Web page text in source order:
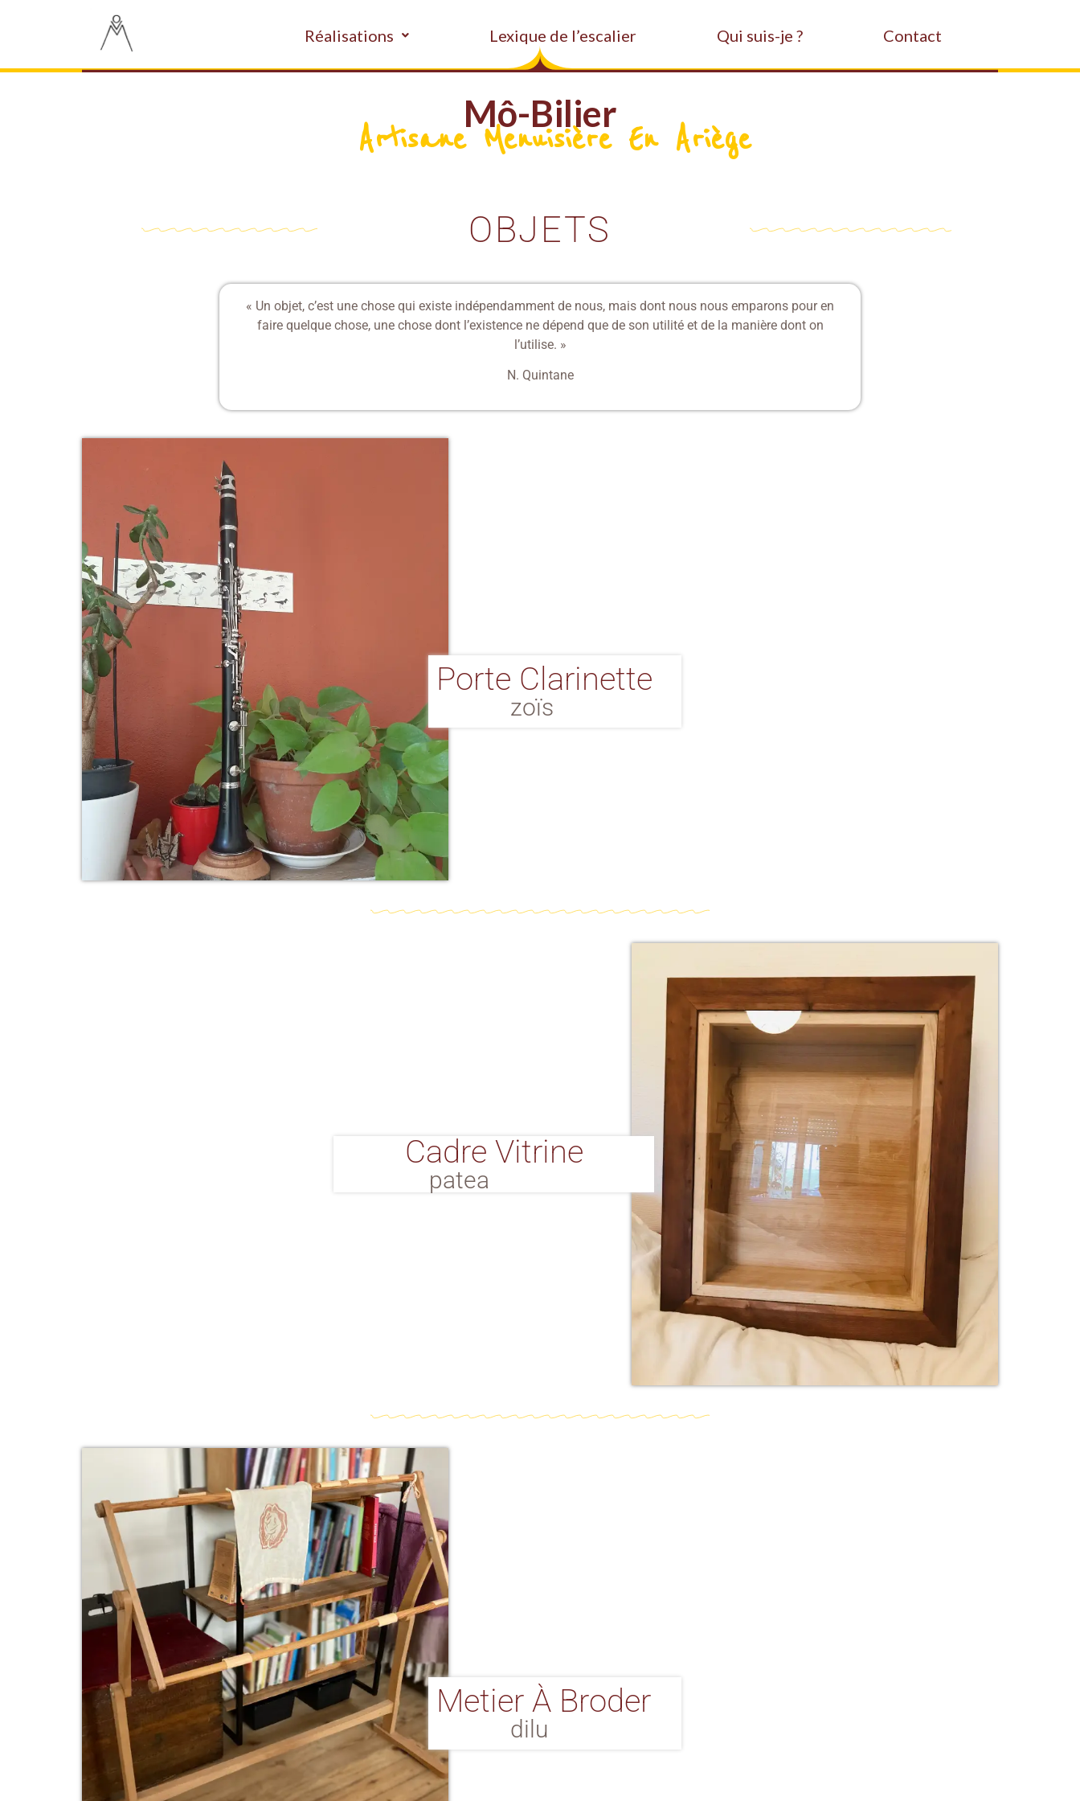
Réalisations Lexique de l’escalier Qui suis-je ? Contact
Mô-Bilier
Artisane Menuisière En Ariège
OBJETS
« Un objet, c’est une chose qui existe indépendamment de nous, mais dont nous nous emparons pour en
faire quelque chose, une chose dont l’existence ne dépend que de son utilité et de la manière dont on
l’utilise. »
N. Quintane
Porte Clarinette
zoïs
Cadre Vitrine
patea
Metier À Broder
dilu